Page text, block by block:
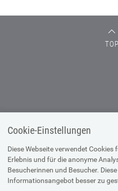
Cookie-Einstellungen
Diese Webseite verwendet Cookies
Erlebnis und für die anonyme
Besucherinnen und Besucher.
Informationsangebot besser zu
TOP